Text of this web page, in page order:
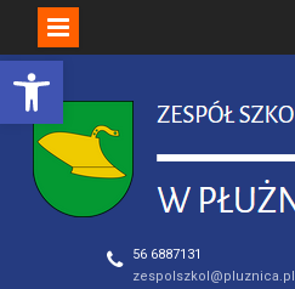
Open toolbar
Skip
to
content
56 6887131
zespolszkol@pluznica.pl